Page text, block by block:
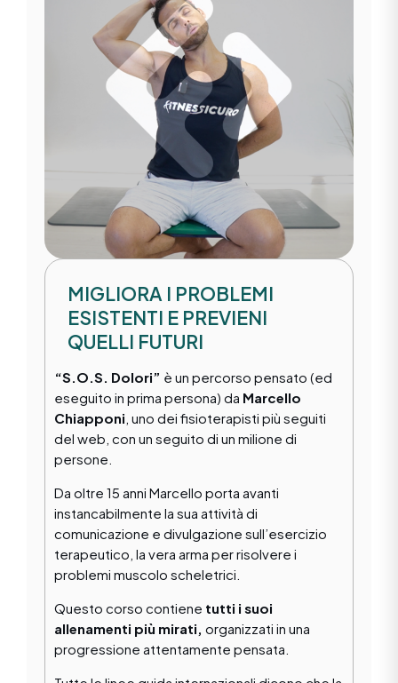
MIGLIORA I PROBLEMI
ESISTENTI E PREVIENI
QUELLI FUTURI
“S.O.S. Dolori” è un percorso pensato (ed
eseguito in prima persona) da Marcello
Chiapponi , uno dei fisioterapisti più seguiti
del web, con un seguito di un milione di
persone.
Da oltre 15 anni Marcello porta avanti
instancabilmente la sua attività di
comunicazione e divulgazione sull’esercizio
terapeutico, la vera arma per risolvere i
problemi muscolo scheletrici.
Questo corso contiene tutti i suoi
allenamenti più mirati, organizzati in una
progressione attentamente pensata.